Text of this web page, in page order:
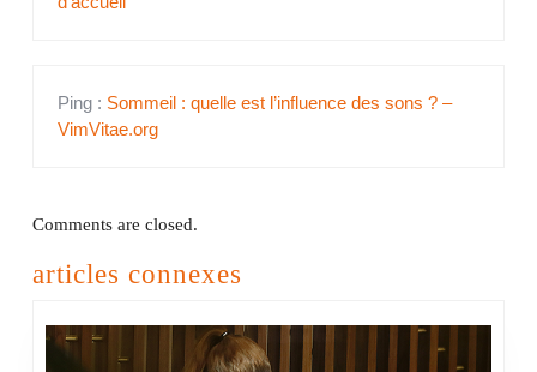
Ping : Sommeil : quelle est l’influence des sons ? –
VimVitae.org
Comments are closed.
articles connexes